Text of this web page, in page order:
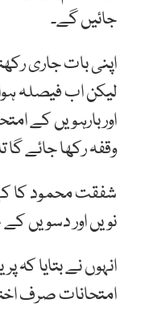
جائیں گے۔
اور بارہویں کے
وقفہ رکھا جائے گا
شفقت محمود کا
نویں اور دسویں
انہوں نے بتایا
امتحانات صرف